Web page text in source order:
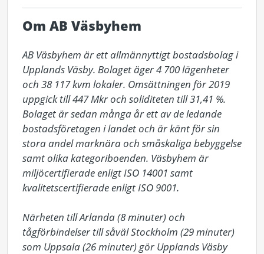
Om AB Väsbyhem
AB Väsbyhem är ett allmännyttigt bostadsbolag i
Upplands Väsby. Bolaget äger 4 700 lägenheter
och 38 117 kvm lokaler. Omsättningen för 2019
uppgick till 447 Mkr och soliditeten till 31,41 %.
Bolaget är sedan många år ett av de ledande
bostadsföretagen i landet och är känt för sin
stora andel marknära och småskaliga bebyggelse
samt olika kategoriboenden. Väsbyhem är
miljöcertifierade enligt ISO 14001 samt
kvalitetscertifierade enligt ISO 9001.
Närheten till Arlanda (8 minuter) och
tågförbindelser till såväl Stockholm (29 minuter)
som Uppsala (26 minuter) gör Upplands Väsby